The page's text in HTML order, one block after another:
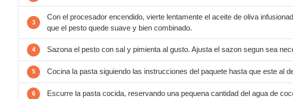
Con el procesador encendido, vierte lentamente el aceite de oliva
que el pesto quede suave y bien combinado.
Sazona el pesto con sal y pimienta al gusto. Ajusta el sazon segun sea
Cocina la pasta siguiendo las instrucciones del paquete hasta que este al
Escurre la pasta cocida, reservando una pequena cantidad del agua de